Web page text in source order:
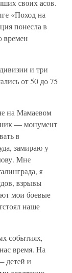
своих асов.
«Поход на
понесла в
времен
и три
от 50 до 75
на Мамаевом
— монумент
в
замираю у
Мне
я
взрывы
мои боевые
наше
событиях,
время. На
детей и